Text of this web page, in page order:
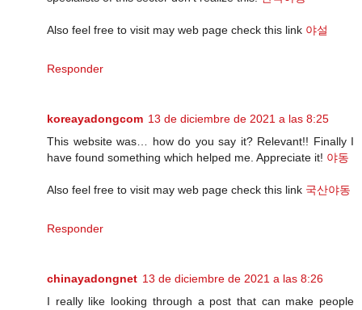
Also feel free to visit may web page check this link 야설
Responder
koreayadongcom 13 de diciembre de 2021 a las 8:25
This website was… how do you say it? Relevant!! Finally I
have found something which helped me. Appreciate it! 야동
Also feel free to visit may web page check this link 국산야동
Responder
chinayadongnet 13 de diciembre de 2021 a las 8:26
I really like looking through a post that can make people